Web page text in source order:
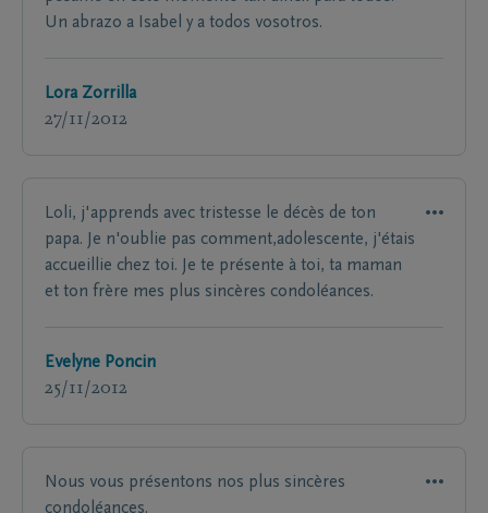
Un abrazo a Isabel y a todos vosotros.
Lora Zorrilla
27/11/2012
Loli, j'apprends avec tristesse le décès de ton
papa. Je n'oublie pas comment,adolescente, j'étais
accueillie chez toi. Je te présente à toi, ta maman
et ton frère mes plus sincères condoléances.
Evelyne Poncin
25/11/2012
Nous vous présentons nos plus sincères
condoléances.